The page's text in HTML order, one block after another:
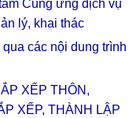
Cung ứng dịch vụ
lý, khai thác
các nội dung trình
XẾP THÔN,
XẾP, THÀNH LẬP